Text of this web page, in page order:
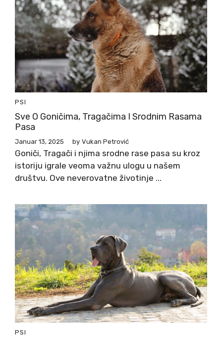
PSI
Sve O Goničima, Tragačima I Srodnim Rasama
Pasa
Januar 13, 2025 by Vukan Petrović
Goniči, Tragači i njima srodne rase pasa su kroz
istoriju igrale veoma važnu ulogu u našem
društvu. Ove neverovatne životinje ...
PSI